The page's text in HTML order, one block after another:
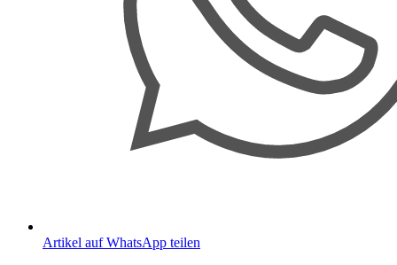
Artikel auf WhatsApp teilen